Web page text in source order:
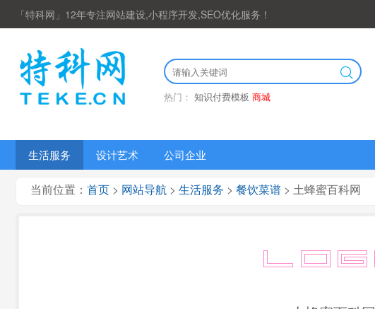
「特科网」12年专注网站建设,小程序开发,SEO优化服务！
热门： 知识付费模板 商城
生活服务 设计艺术 公司企业
当前位置： 首页 > 网站导航 > 生活服务 > 餐饮菜谱 > 土蜂蜜百科网